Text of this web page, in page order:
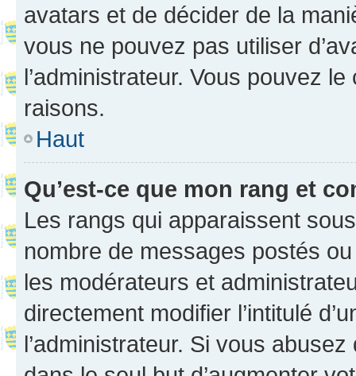
avatars et de décider de la
vous ne pouvez pas utiliser
l’administrateur. Vous pouvez
raisons.
Haut
Qu’est-ce que mon rang et
Les rangs qui apparaissent
nombre de messages postés
les modérateurs et
directement modifier l’intitulé
l’administrateur. Si vous